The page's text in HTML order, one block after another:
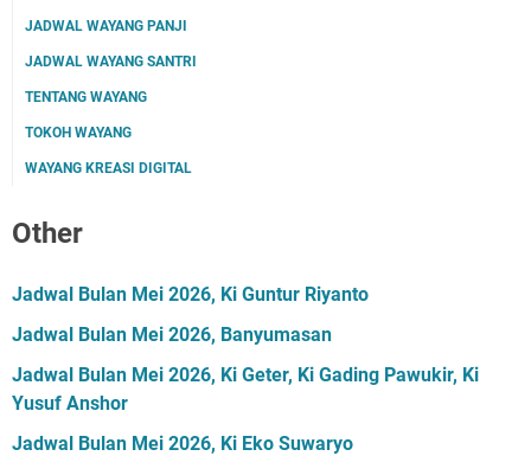
JADWAL WAYANG PANJI
JADWAL WAYANG SANTRI
TENTANG WAYANG
TOKOH WAYANG
WAYANG KREASI DIGITAL
Other
Jadwal Bulan Mei 2026, Ki Guntur Riyanto
Jadwal Bulan Mei 2026, Banyumasan
Jadwal Bulan Mei 2026, Ki Geter, Ki Gading Pawukir, Ki
Yusuf Anshor
Jadwal Bulan Mei 2026, Ki Eko Suwaryo